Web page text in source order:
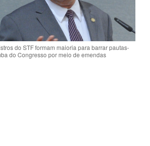
do STF formam maioria para barrar pautas-
do Congresso por meio de emendas